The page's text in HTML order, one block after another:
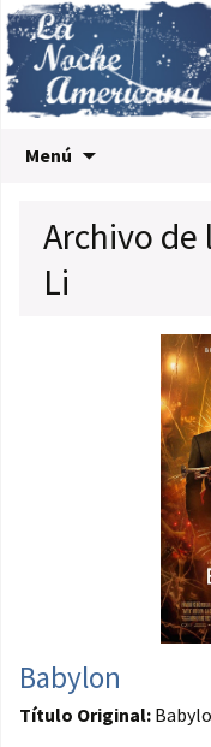
Menú
Archivo
Li
Babylon
Título Original: